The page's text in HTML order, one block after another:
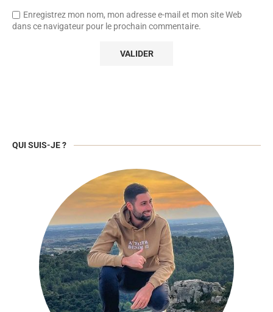
Enregistrez mon nom, mon adresse e-mail et mon site Web
dans ce navigateur pour le prochain commentaire.
QUI SUIS-JE ?